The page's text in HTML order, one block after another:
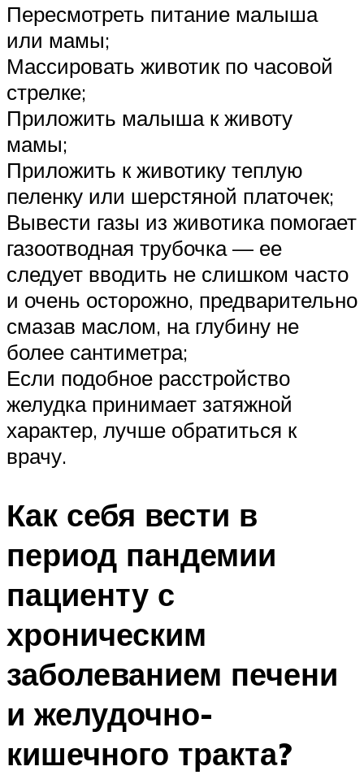
Пересмотреть питание малыша
или мамы;
Массировать животик по часовой
стрелке;
Приложить малыша к животу
мамы;
Приложить к животику теплую
пеленку или шерстяной платочек;
Вывести газы из животика помогает
газоотводная трубочка — ее
следует вводить не слишком часто
и очень осторожно, предварительно
смазав маслом, на глубину не
более сантиметра;
Если подобное расстройство
желудка принимает затяжной
характер, лучше обратиться к
врачу.
Как себя вести в
период пандемии
пациенту с
хроническим
заболеванием печени
и желудочно-
кишечного тракта?